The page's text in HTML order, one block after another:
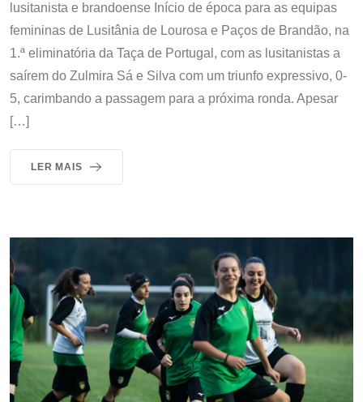
lusitanista e brandoense Início de época para as equipas
femininas de Lusitânia de Lourosa e Paços de Brandão, na
1.ª eliminatória da Taça de Portugal, com as lusitanistas a
saírem do Zulmira Sá e Silva com um triunfo expressivo, 0-
5, carimbando a passagem para a próxima ronda. Apesar
[…]
LER MAIS